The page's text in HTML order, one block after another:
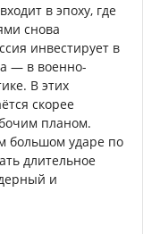
в эпоху, где
снова
инвестирует в
— в военно-
В этих
скорее
планом.
большом ударе по
длительное
и